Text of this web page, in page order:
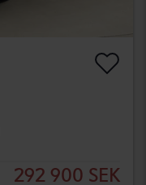
292 900 SEK